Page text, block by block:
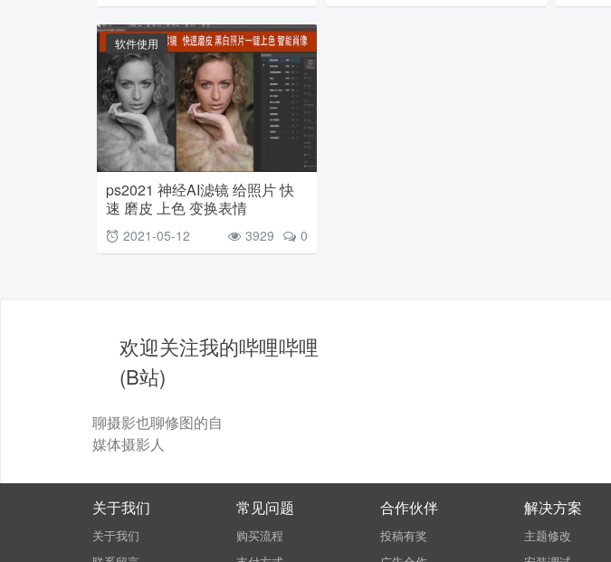
软件使用
ps2021 神经AI滤镜 给照片 快
速 磨皮 上色 变换表情
2021-05-12 0
3929
欢迎关注我的哔哩哔哩
(B站)
聊摄影也聊修图的自
媒体摄影人
关于我们
关于我们
常见问题
购买流程
合作伙伴
投稿有奖
解决方案
主题修改